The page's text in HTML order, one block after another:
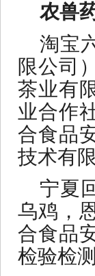
农兽
淘宝
限公司
茶业有
业合作
合食品
技术有
宁夏
乌鸡，
合食品
检验检测